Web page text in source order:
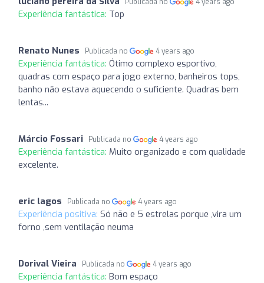
Experiência fantástica: Top
Renato Nunes Publicada no 4 years ago
Experiência fantástica: Ótimo complexo esportivo,
quadras com espaço para jogo externo, banheiros tops,
banho não estava aquecendo o suficiente. Quadras bem
lentas...
Márcio Fossari Publicada no 4 years ago
Experiência fantástica: Muito organizado e com qualidade
excelente.
eric lagos Publicada no 4 years ago
Experiência positiva: Só não e 5 estrelas porque ,vira um
forno ,sem ventilação neuma
Dorival Vieira Publicada no 4 years ago
Experiência fantástica: Bom espaço